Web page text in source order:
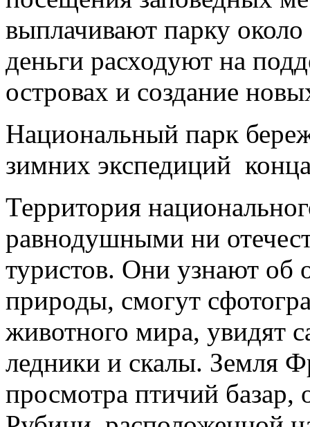
выплачивают парку
деньги расходуют на
островах и создание
Национальный парк
зимних экспедиций
Территория
равнодушными ни
туристов. Они узнают об
природы, смогут
животного мира, увидят
ледники и скалы. Земля
просмотра птичий базар,